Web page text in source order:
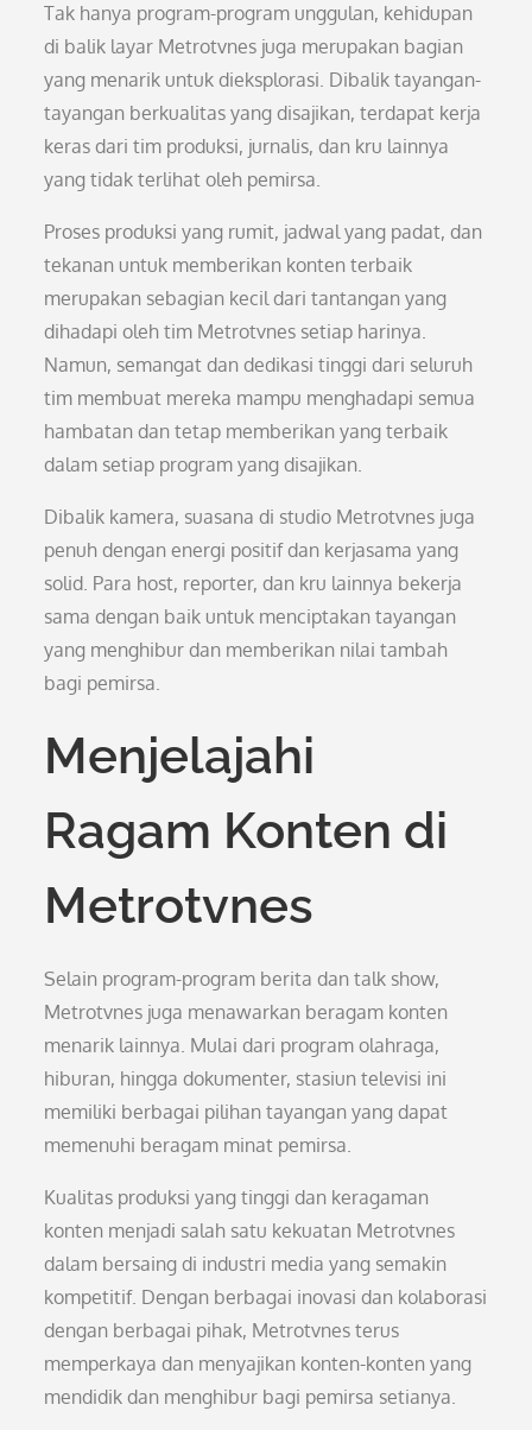
Tak hanya program-program unggulan, kehidupan
di balik layar Metrotvnes juga merupakan bagian
yang menarik untuk dieksplorasi. Dibalik tayangan-
tayangan berkualitas yang disajikan, terdapat kerja
keras dari tim produksi, jurnalis, dan kru lainnya
yang tidak terlihat oleh pemirsa.
Proses produksi yang rumit, jadwal yang padat, dan
tekanan untuk memberikan konten terbaik
merupakan sebagian kecil dari tantangan yang
dihadapi oleh tim Metrotvnes setiap harinya.
Namun, semangat dan dedikasi tinggi dari seluruh
tim membuat mereka mampu menghadapi semua
hambatan dan tetap memberikan yang terbaik
dalam setiap program yang disajikan.
Dibalik kamera, suasana di studio Metrotvnes juga
penuh dengan energi positif dan kerjasama yang
solid. Para host, reporter, dan kru lainnya bekerja
sama dengan baik untuk menciptakan tayangan
yang menghibur dan memberikan nilai tambah
bagi pemirsa.
Menjelajahi
Ragam Konten di
Metrotvnes
Selain program-program berita dan talk show,
Metrotvnes juga menawarkan beragam konten
menarik lainnya. Mulai dari program olahraga,
hiburan, hingga dokumenter, stasiun televisi ini
memiliki berbagai pilihan tayangan yang dapat
memenuhi beragam minat pemirsa.
Kualitas produksi yang tinggi dan keragaman
konten menjadi salah satu kekuatan Metrotvnes
dalam bersaing di industri media yang semakin
kompetitif. Dengan berbagai inovasi dan kolaborasi
dengan berbagai pihak, Metrotvnes terus
memperkaya dan menyajikan konten-konten yang
mendidik dan menghibur bagi pemirsa setianya.